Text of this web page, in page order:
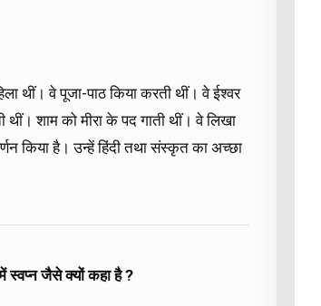
थीं। वे पूजा-पाठ किया करती थीं। वे ईश्वर
थीं। शाम को मीरा के पद गाती थीं। वे लिखा
किया है। उन्हें हिंदी तथा संस्कृत का अच्छा
स्वप्न जैसे क्यों कहा है ?